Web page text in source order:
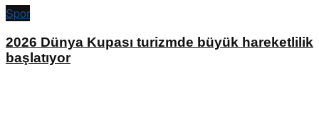
Spor
2026 Dünya Kupası turizmde büyük hareketlilik
başlatıyor